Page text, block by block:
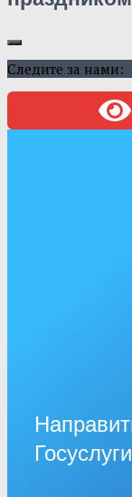
Следите за нами:
Госуслуги